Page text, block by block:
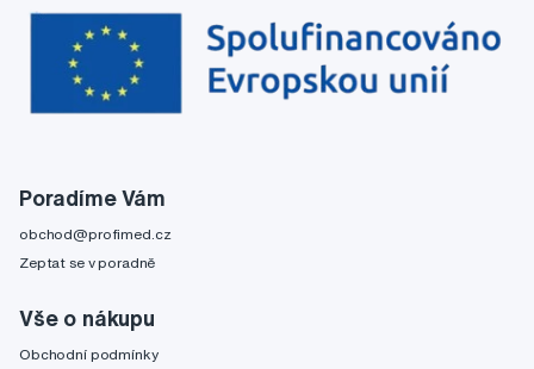
Poradíme Vám
obchod@profimed.cz
Zeptat se v poradně
Vše o nákupu
Obchodní podmínky